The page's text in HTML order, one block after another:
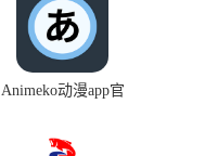
Animeko动漫app官